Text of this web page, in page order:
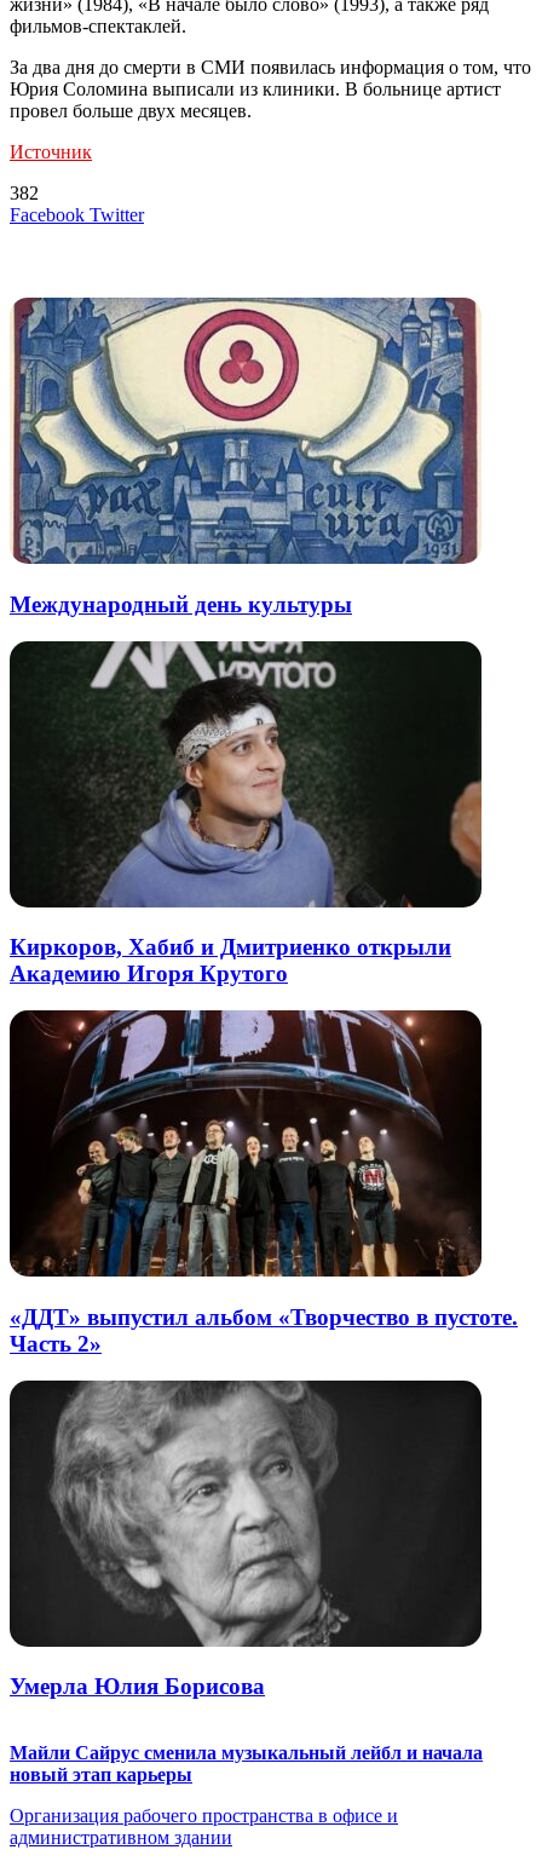
фильмов-спектаклей.
За два дня до смерти в СМИ появилась информация о том, что
Юрия Соломина выписали из клиники. В больнице артист
провел больше двух месяцев.
Источник
382
Facebook TwitterLinkedIn
Tumblr
Reddit
Вконтакте
Одноклассники
Skype
Messenger
Messenger
WhatsApp
Telegram
Viber
Line
Поделиться
Печатать
Международный день культуры
Киркоров, Хабиб и Дмитриенко открыли
Академию Игоря Крутого
«ДДТ» выпустил альбом «Творчество в пустоте.
Часть 2»
Умерла Юлия Борисова
Майли Сайрус сменила музыкальный лейбл и начала
новый этап карьеры
Организация рабочего пространства в офисе и
административном здании